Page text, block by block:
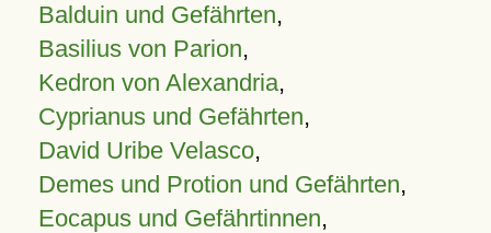
Balduin und Gefährten,
Basilius von Parion,
Kedron von Alexandria,
Cyprianus und Gefährten,
David Uribe Velasco,
Demes und Protion und Gefährten,
Eocapus und Gefährtinnen,